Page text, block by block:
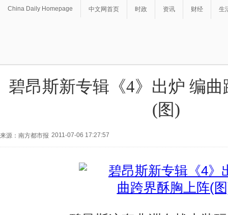
China Daily Homepage 中文网首页 时政 资讯 财经 生
碧昂斯新专辑《4》出炉 编
(图)
来源：南方都市报 2011-07-06 17:27:57